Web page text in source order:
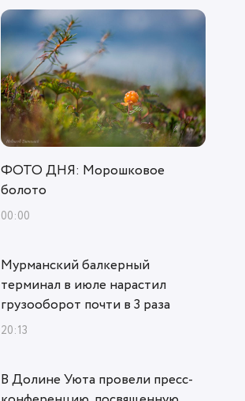
ФОТО ДНЯ: Морошковое
болото
00:00
Мурманский балкерный
терминал в июле нарастил
грузооборот почти в 3 раза
20:13
В Долине Уюта провели пресс-